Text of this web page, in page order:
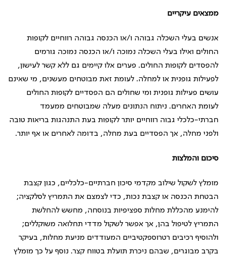
ממצאים עיקריים
אנשים בעלי השכלה גבוהה ו/או הכנסה גבוהה רווחיים לקופות
החולים ואילו בעלי השכלה נמוכה ו/או הכנסה נמוכה גורמים
להפסדים לקופות החולים. פערים אלו קיימים גם ללא קשר לעישון,
לפעילות גופנית או למחלה. לעומת זאת מבוטחים מעשנים, מי שאינם
עושים פעילות גופנית ומי שחולים הם הפסדיים לקופות החולים
לעומת האחרים. ניתוח הנתונים מעלה שמבוטחים ממעמד
חברתי-כלכלי גבוה רווחיים יותר לקופות בעת התנהגות בריאות טובה
ולפני מחלה, אך הפסדיים בעת מחלה, בדומה לאחרים או אף יותר.
סיכום והמלצות
מומלץ לשקול שילוב מקדמי סיכון חברתיים-כלכליים, כגון קצבת
הבטחת הכנסה או קצבת נכות, כדי לצמצם את התמריץ לסלקציה;
להימנע מהכללת מחלות ספציפיות בנוסחה, מחשש להחלשת
התמריץ לטיפול בהן, אך אפשר לשקול מדדי תחלואה משוקללים;
ולהוסיף רכיבים רטרוספקטיביים המעודדים מניעת מחלות, בעיקר
בקרב מבוגרים, שבהם ניכרת תועלת בטווח קצר. נוסף על כך מומלץ